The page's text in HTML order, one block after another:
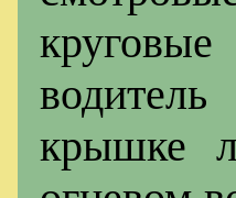
крышке